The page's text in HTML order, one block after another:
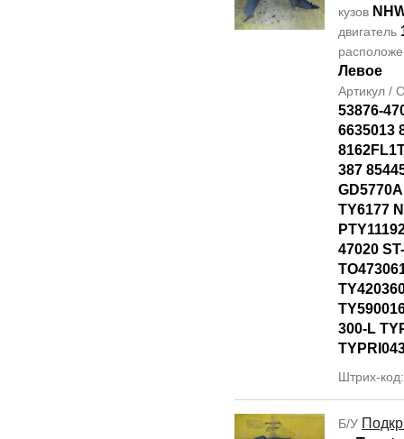
кузов
двигатель
Левое
Артикул /
53876-
6635013
387
TY6177
47020
300-L
Штрих-
Б/У